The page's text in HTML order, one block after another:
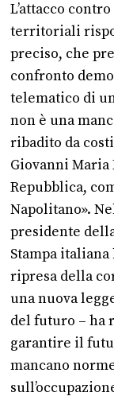
L’attacco
territoriali
preciso, che
confronto
telematico di
non è una
ribadito da
Giovanni
Repubblica,
Napolitano».
presidente
Stampa
ripresa della
una nuova
del futuro – ha
garantire il
mancano